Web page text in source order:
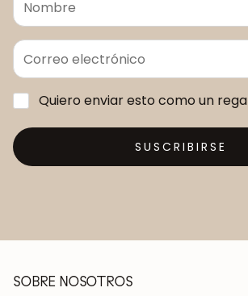
Quiero enviar esto como un
SUSCRIBIRSE
SOBRE NOSOTROS